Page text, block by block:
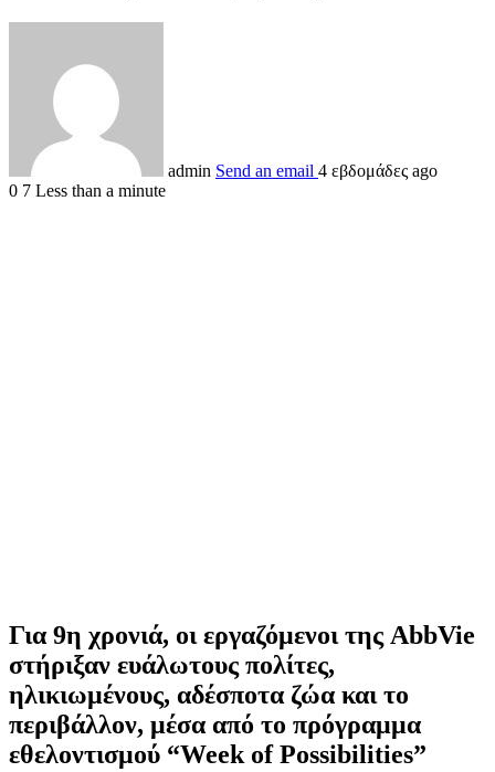
admin Send an email 4 εβδομάδες ago
0 7 Less than a minute
Για 9η χρονιά, οι εργαζόμενοι της AbbVie
στήριξαν ευάλωτους πολίτες,
ηλικιωμένους, αδέσποτα ζώα και το
περιβάλλον, μέσα από το πρόγραμμα
εθελοντισμού “Week of Possibilities”